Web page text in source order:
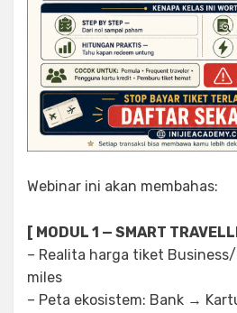
Webinar ini akan membahas:
[ MODUL 1 — SMART
– Realita harga tiket
miles
– Peta ekosistem: Bank →